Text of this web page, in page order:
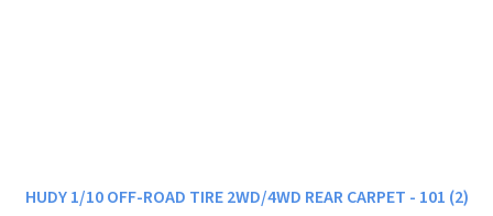
HUDY 1/10 OFF-ROAD TIRE 2WD/4WD REAR CARPET - 101 (2)